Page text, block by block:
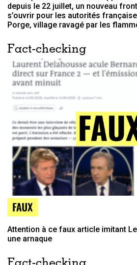
depuis le 22 juillet, un nouveau
s’ouvrir pour les autorités
Porge, village ravagé par les
Fact-checking
FAUX
Attention à ce faux article imitant
une arnaque